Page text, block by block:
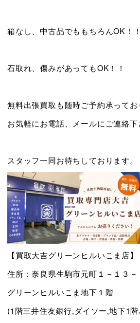
箱なし、中古品でももちろんOK！！
石取れ、傷みがあってもOK！！
無料出張買取も随時ご予約承って
お気軽にお電話、メールにご連絡下
スタッフ一同お待ちしております。
【買取大吉グリーンヒルいこま店】
住所：奈良県生駒市元町１－１３－
グリーンヒルいこま地下１階
(1階三井住友銀行,ダイソー,地下1